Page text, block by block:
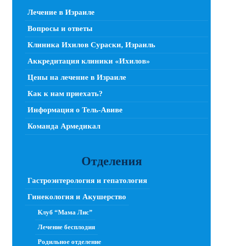
Лечение в Израиле
Вопросы и ответы
Клиника Ихилов Сураски, Израиль
Аккредитация клиники «Ихилов»
Цены на лечение в Израиле
Как к нам приехать?
Информация о Тель-Авиве
Команда Армедикал
Отделения
Гастроэнтерология и гепатология
Гинекология и Акушерство
Клуб “Мама Лис”
Лечение бесплодия
Родильное отделение